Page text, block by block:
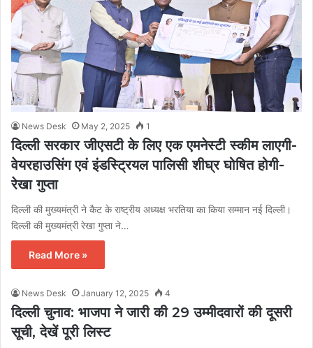
News Desk May 2, 2025 1
दिल्ली सरकार जीएसटी के लिए एक एमनेस्टी स्कीम लाएगी-
वेयरहाउसिंग एवं इंडस्ट्रियल पालिसी शीघ्र घोषित होगी-
रेखा गुप्ता
दिल्ली की मुख्यमंत्री ने कैट के राष्ट्रीय अध्यक्ष भरतिया का किया सम्मान नई दिल्ली।
दिल्ली की मुख्यमंत्री रेखा गुप्ता ने…
Read More »
News Desk January 12, 2025 4
दिल्ली चुनाव: भाजपा ने जारी की 29 उम्मीदवारों की दूसरी
सूची, देखें पूरी लिस्ट